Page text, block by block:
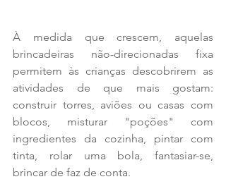
À medida que crescem, aquelas
brincadeiras não-direcionadas fixa
permitem às crianças descobrirem as
atividades de que mais gostam:
construir torres, aviões ou casas com
blocos, misturar "poções" com
ingredientes da cozinha, pintar com
tinta, rolar uma bola, fantasiar-se,
brincar de faz de conta.